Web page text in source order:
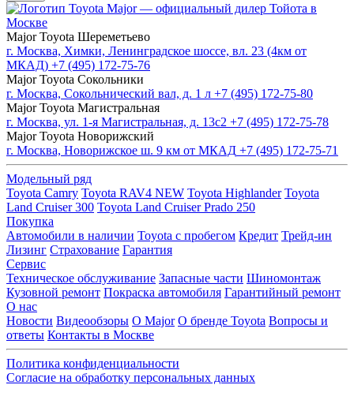
Major — официальный дилер Тойота в
Москве
Major Toyota Шереметьево
г. Москва, Химки, Ленинградское шоссе, вл. 23 (4км от
МКАД) +7 (495) 172-75-76
Major Toyota Сокольники
г. Москва, Сокольнический вал, д. 1 л +7 (495) 172-75-80
Major Toyota Магистральная
г. Москва, ул. 1-я Магистральная, д. 13с2 +7 (495) 172-75-78
Major Toyota Новорижский
г. Москва, Новорижское ш. 9 км от МКАД +7 (495) 172-75-71
Модельный ряд
Toyota Camry Toyota RAV4 NEW Toyota Highlander Toyota
Land Cruiser 300 Toyota Land Cruiser Prado 250
Покупка
Автомобили в наличии Toyota с пробегом Кредит Трейд-ин
Лизинг Страхование Гарантия
Сервис
Техническое обслуживание Запасные части Шиномонтаж
Кузовной ремонт Покраска автомобиля Гарантийный ремонт
О нас
Новости Видеообзоры О Major О бренде Toyota Вопросы и
ответы Контакты в Москве
Политика конфиденциальности
Согласие на обработку персональных данных